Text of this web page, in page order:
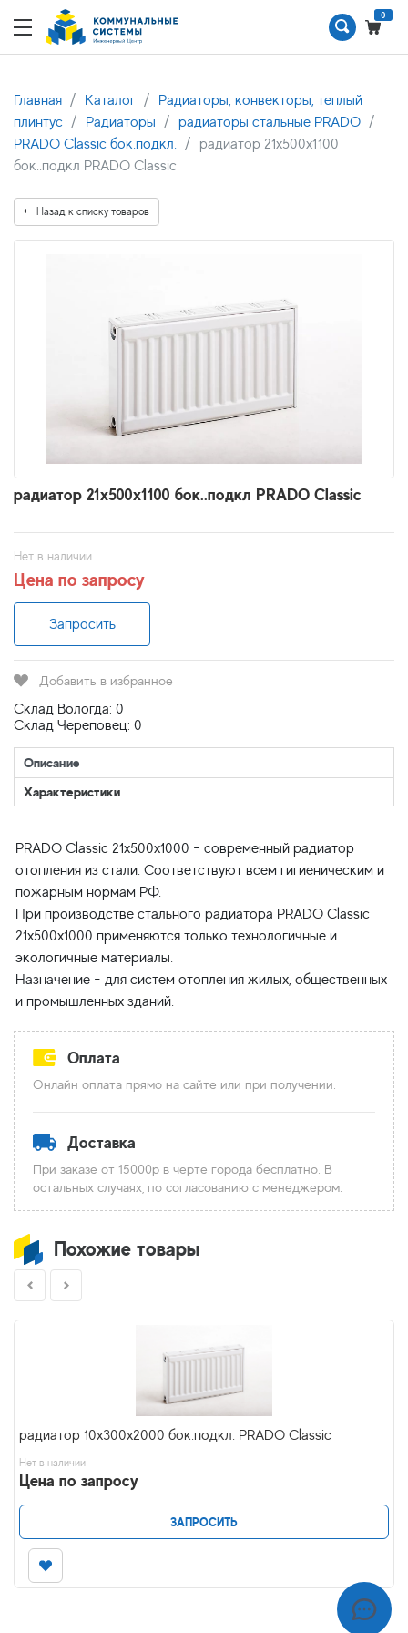
0
Главная Каталог
Радиаторы, конвекторы, теплый
плинтус
Радиаторы
радиаторы стальные PRADO
PRADO Classic бок.подкл.
радиатор 21x500х1100
бок..подкл PRADO Classic
Назад к списку товаров
радиатор 21x500х1100 бок..подкл PRADO Classic
Нет в наличии
Цена по запросу
Запросить
Добавить в избранное
Склад Вологда: 0
Склад Череповец: 0
Описание
Характеристики
PRADO Classic 21x500x1000 - современный радиатор
отопления из стали. Соответствуют всем гигиеническим и
пожарным нормам РФ.
При производстве стального радиатора PRADO Classic
21x500x1000 применяются только технологичные и
экологичные материалы.
Назначение - для систем отопления жилых, общественных
Оплата
Онлайн оплата прямо на сайте или при получении.
Доставка
При заказе от 15000р в черте города бесплатно. В
остальных случаях, по согласованию с менеджером.
Похожие товары
радиатор 10x300х2000 бок.подкл. PRADO Classic
Нет в наличии
Цена по запросу
ЗАПРОСИТЬ